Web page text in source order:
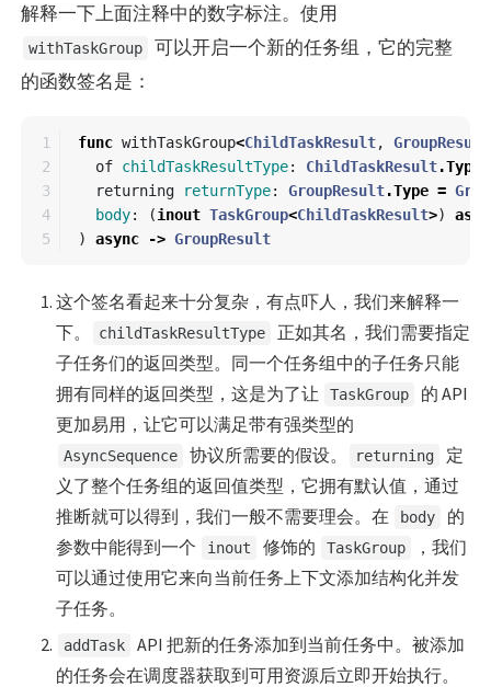
解释一下上面注释中的数字标注。使用
withTaskGroup
可以开启一个新的任务组，它的完整
的函数签名是：
1
2
3
4
func withTaskGroup<ChildTaskResult, GroupResult
of childTaskResultType: ChildTaskResult.Type
returning
returnType: GroupResult.Type =
body: (inout TaskGroup<ChildTaskResult>)
)
async -> GroupResult
这个签名看起来十分复杂，有点吓人，我们来解释一
下。
childTaskResultType
正如其名，我们需要指定
子任务们的返回类型。同一个任务组中的子任务只能
拥有同样的返回类型，这是为了让
TaskGroup
的 API
更加易用，让它可以满足带有强类型的
AsyncSequence 协议所需要的假设。 returning
定
义了整个任务组的返回值类型，它拥有默认值，通过
推断就可以得到，我们一般不需要理会。在
body
的
参数中能得到一个
inout 修饰的 TaskGroup
，我们
可以通过使用它来向当前任务上下文添加结构化并发
子任务。
addTask
API 把新的任务添加到当前任务中。被添加
的任务会在调度器获取到可用资源后立即开始执行。